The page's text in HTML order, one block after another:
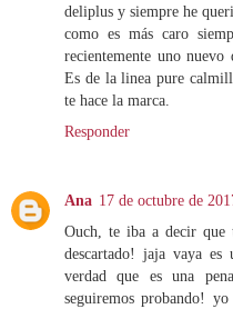
deliplus y siempre he
como es más caro
recientemente uno
Es de la linea pure
te hace la marca.
Responder
Ana 17 de octubre de
Ouch, te iba a decir que
descartado! jaja vaya
verdad que es una
seguiremos probando!